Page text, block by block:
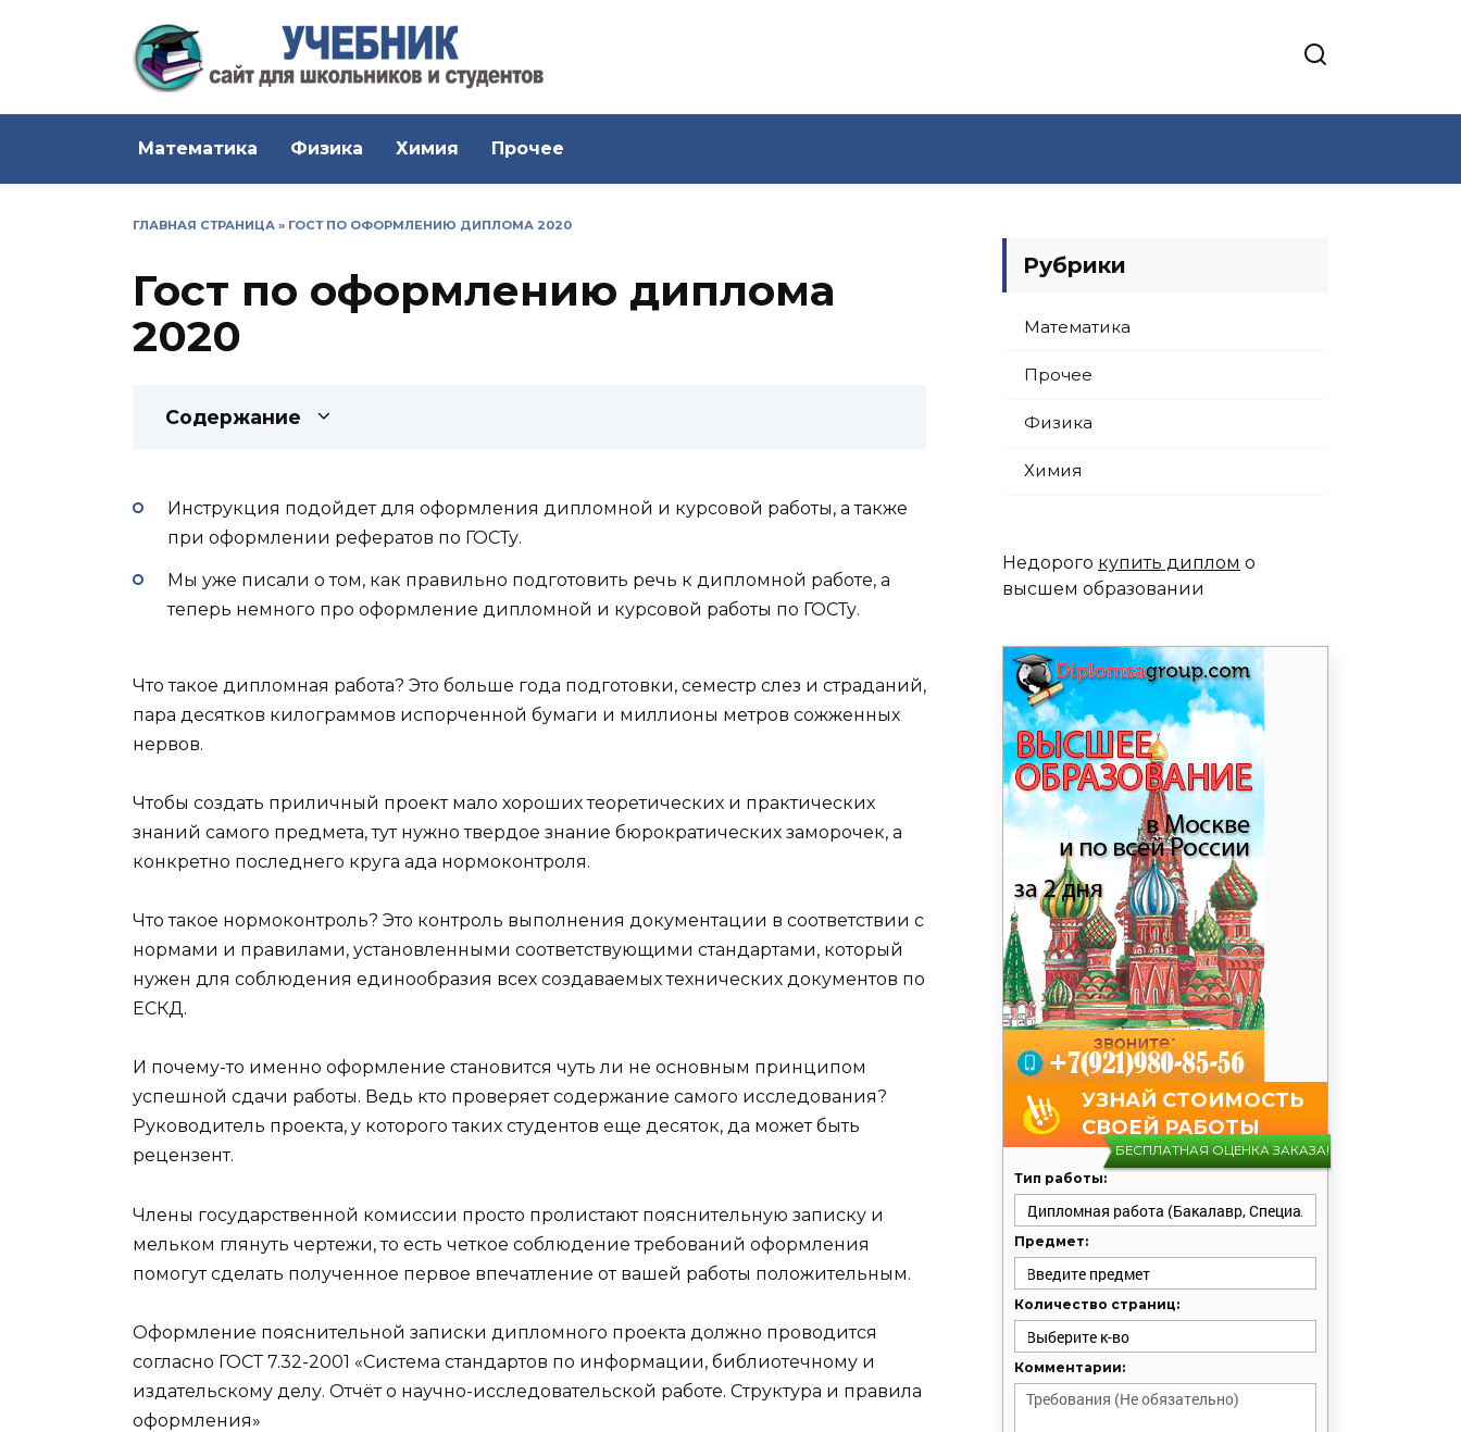
Математика Физика Химия Прочее
ГЛАВНАЯ СТРАНИЦА » ГОСТ ПО ОФОРМЛЕНИЮ ДИПЛОМА 2020
Гост по оформлению диплома
2020
Содержание
Инструкция подойдет для оформления дипломной и курсовой работы, а также
при оформлении рефератов по ГОСТу.
Мы уже писали о том, как правильно подготовить речь к дипломной работе, а
теперь немного про оформление дипломной и курсовой работы по ГОСТу.
Что такое дипломная работа? Это больше года подготовки, семестр слез и страданий,
пара десятков килограммов испорченной бумаги и миллионы метров сожженных
нервов.
Чтобы создать приличный проект мало хороших теоретических и практических
знаний самого предмета, тут нужно твердое знание бюрократических заморочек, а
конкретно последнего круга ада нормоконтроля.
Что такое нормоконтроль? Это контроль выполнения документации в соответствии с
нормами и правилами, установленными соответствующими стандартами, который
нужен для соблюдения единообразия всех создаваемых технических документов по
ЕСКД.
И почему-то именно оформление становится чуть ли не основным принципом
успешной сдачи работы. Ведь кто проверяет содержание самого исследования?
Руководитель проекта, у которого таких студентов еще десяток, да может быть
рецензент.
Члены государственной комиссии просто пролистают пояснительную записку и
мельком глянуть чертежи, то есть четкое соблюдение требований оформления
помогут сделать полученное первое впечатление от вашей работы положительным.
Оформление пояснительной записки дипломного проекта должно проводится
согласно ГОСТ 7.32-2001 «Система стандартов по информации, библиотечному и
издательскому делу. Отчёт о научно-исследовательской работе. Структура и правила
оформления»
Рубрики
Математика
Прочее
Физика
Химия
Недорого купить диплом о
высшем образовании
УЗНАЙ СТОИМОСТЬ
СВОЕЙ РАБОТЫ
БЕСПЛАТНАЯ ОЦЕНКА ЗАКАЗА!
Тип работы:
Предмет:
Количество страниц:
Комментарии: